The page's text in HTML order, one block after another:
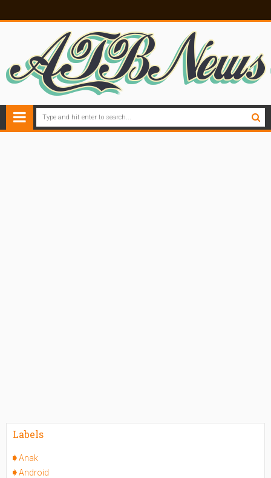
Labels
Anak
Android